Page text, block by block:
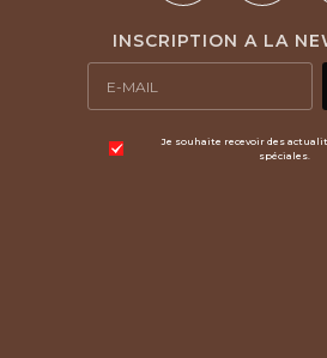
INSCRIPTION A LA
Je souhaite recevoir des
spéciales.